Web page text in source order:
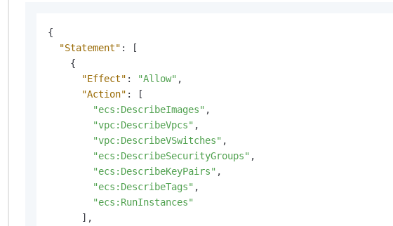
{
"Statement" :
[
{
"Effect" : "Allow" ,
"Action" :
[
"ecs:DescribeImages" ,
"vpc:DescribeVpcs" ,
"vpc:DescribeVSwitches" ,
"ecs:DescribeSecurityGroups" ,
"ecs:DescribeKeyPairs" ,
"ecs:DescribeTags" ,
"ecs:RunInstances"
] ,